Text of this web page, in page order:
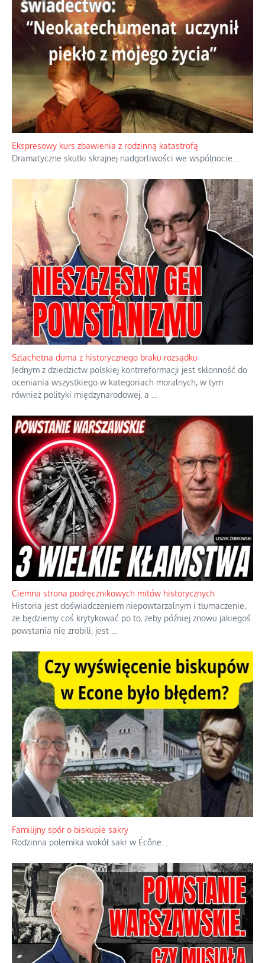
Niewygodne kulisy alpejskiego objawienia
Watykan woli skupiać się na łagodnym wizerunku Maryi,
ukrywając przed światem pełną i bardziej surową treść jej
orędzia....
Ekspresowy kurs zbawienia z rodzinną katastrofą
Dramatyczne skutki skrajnej nadgorliwości we wspólnocie.
Szlachetna duma z historycznego braku rozsądku
Jednym z dziedzictw polskiej kontrreformacji jest skłonność do
oceniania wszystkiego w kategoriach moralnych, w tym
również polityki międzynarodowej, a...
Ciemna strona podręcznikowych mitów historycznych
Historia jest doświadczeniem niepowtarzalnym i tłumaczenie,
że będziemy coś krytykować po to, żeby później znowu jakiegoś
powstania nie zrobili, jest...